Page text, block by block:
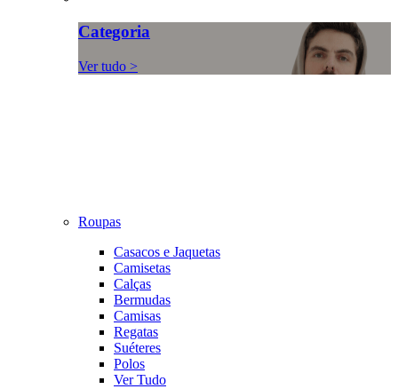
Categoria
Ver tudo >
Roupas
Casacos e Jaquetas
Camisetas
Calças
Bermudas
Camisas
Regatas
Suéteres
Polos
Ver Tudo